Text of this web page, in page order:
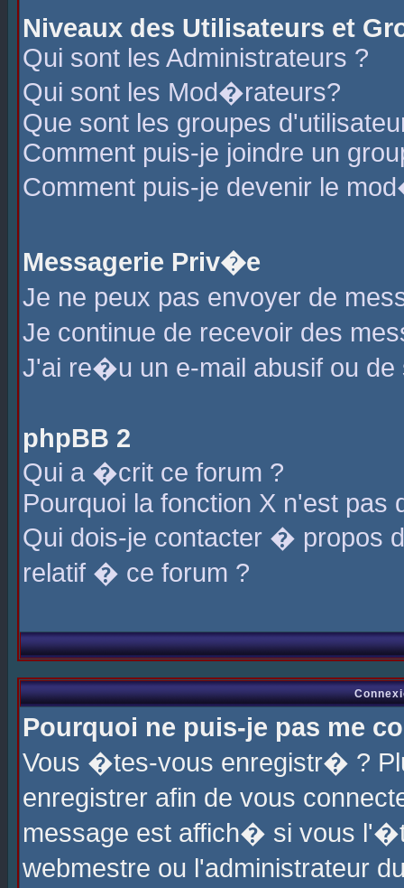
Niveaux des Utilisateurs et
Qui sont les Administrateurs ?
Qui sont les Mod�rateurs?
Que sont les groupes
Comment puis-je joindre un
Comment puis-je devenir le
Messagerie Priv�e
Je ne peux pas envoyer de
Je continue de recevoir des
J'ai re�u un e-mail abusif ou de
phpBB 2
Qui a �crit ce forum ?
Pourquoi la fonction X n'est pas
Qui dois-je contacter � propos
relatif � ce forum ?
Pourquoi ne puis-je pas me
Vous �tes-vous enregistr� ?
enregistrer afin de vous
message est affich� si vous
webmestre ou l'administrateur